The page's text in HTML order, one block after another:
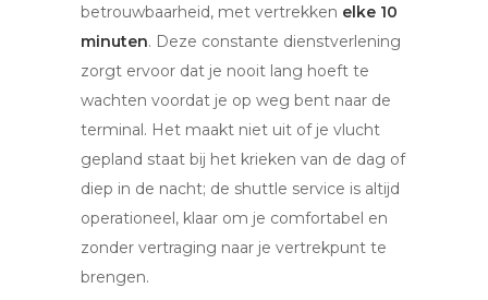
betrouwbaarheid, met vertrekken elke 10
minuten. Deze constante dienstverlening
zorgt ervoor dat je nooit lang hoeft te
wachten voordat je op weg bent naar de
terminal. Het maakt niet uit of je vlucht
gepland staat bij het krieken van de dag of
diep in de nacht; de shuttle service is altijd
operationeel, klaar om je comfortabel en
zonder vertraging naar je vertrekpunt te
brengen.